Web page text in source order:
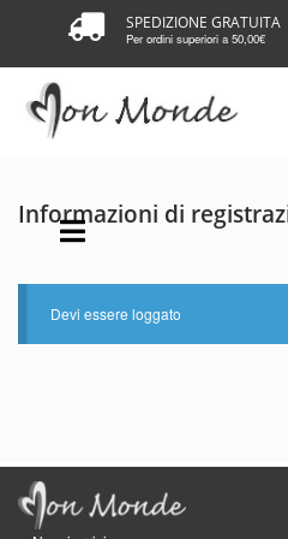
SPEDIZIONE GRATUITA
Per ordini superiori a 50,00€
Informazioni di
Devi essere loggato